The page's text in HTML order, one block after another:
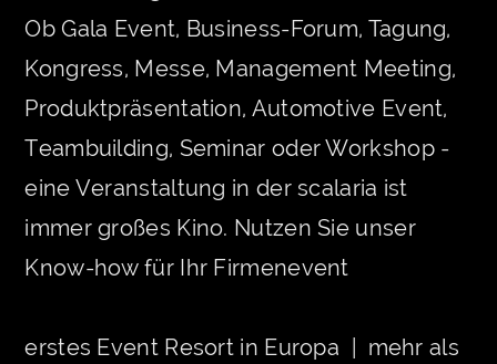
Ob Gala Event, Business-Forum, Tagung,
Kongress, Messe, Management Meeting,
Produktpräsentation, Automotive Event,
Teambuilding, Seminar oder Workshop -
eine Veranstaltung in der scalaria ist
immer großes Kino. Nutzen Sie unser
Know-how für Ihr Firmenevent
erstes Event Resort in Europa | mehr als